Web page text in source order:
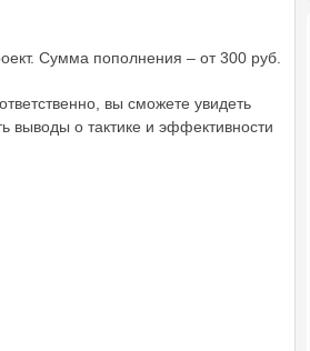
Сумма пополнения – от 300 руб.
вы сможете увидеть
выводы о тактике и эффективности